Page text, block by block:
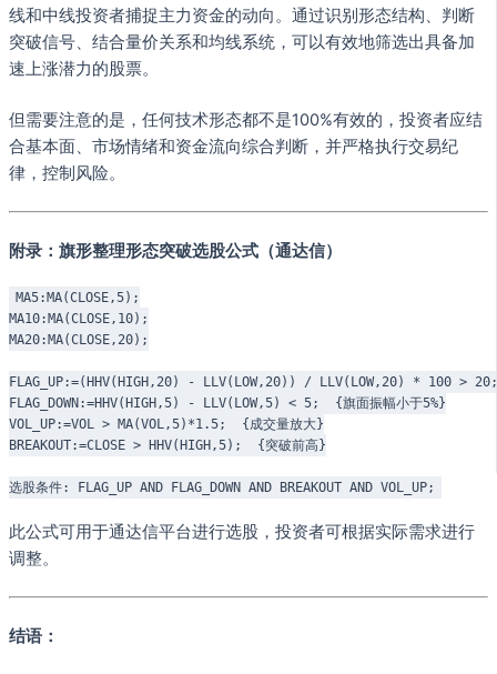
线和中线投资者捕捉主力资金的动向。通过识别形态结构、判断
突破信号、结合量价关系和均线系统，可以有效地筛选出具备加
速上涨潜力的股票。
但需要注意的是，任何技术形态都不是100%有效的，投资者应结
合基本面、市场情绪和资金流向综合判断，并严格执行交易纪
律，控制风险。
附录：旗形整理形态突破选股公式（通达信）
MA5:MA(CLOSE,5);
MA10:MA(CLOSE,10);
MA20:MA(CLOSE,20);
FLAG_UP:=(HHV(HIGH,20) - LLV(LOW,20)) / LLV(LOW,20) * 100 >
FLAG_DOWN:=HHV(HIGH,5) - LLV(LOW,5) < 5;  {旗面振幅小于5%}
VOL_UP:=VOL > MA(VOL,5)*1.5;  {成交量放大}
BREAKOUT:=CLOSE > HHV(HIGH,5);  {突破前高}
此公式可用于通达信平台进行选股，投资者可根据实际需求进行
调整。
结语：